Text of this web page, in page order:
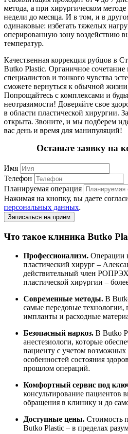
метода, а при хирургическом
недели до месяца. И в том, и в
одинаковые: избегать тяжелых
оперированную зону воздействию
температур.
Качественная коррекция рубцов в
Butko Plastic. Органичное сочетание
специалистов и тонкого чувства
сможете вернуться к обычной
Попрощайтесь с комплексами и
неотразимости! Доверяйте свое
в области пластической хирургии.
открыта. Звоните, и мы подберем
вас день и время для манипуляций!
Оставьте заявку на
Имя
Телефон
Планируемая операция
Нажимая на кнопку, вы даете
персональных данных.
Что такое клиника Butko
Профессионализм. Операции
пластический хирург –
действительный член
пластической хирургии –
Современные методы. В
самые передовые технологии,
импланты и расходные
Безопасный наркоз. В Butko
анестезиологи, которые
пациенту с учетом возможных
особенностей состояния
прошлом операций.
Комфортный сервис под
консультирование пациентов
обращения в клинику и до
Доступные цены. Стоимость
Butko Plastic – в пределах